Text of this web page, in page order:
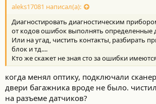
aleks17081 написал(а):
Диагностировать диагностическим
от кодов ошибок выполнять определенные
Или на угад, чистить контакты, разбирать
блок и тд....
Кто же скажет не зная сто за ошибки
когда менял оптику, подключали
двери багажника вроде не было.
на разъеме датчиков?